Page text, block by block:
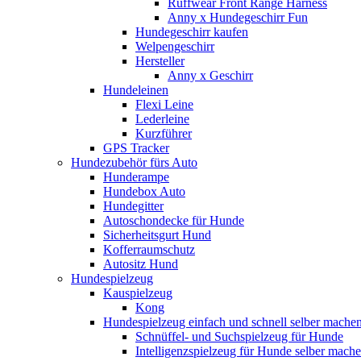
Ruffwear Front Range Harness
Anny x Hundegeschirr Fun
Hundegeschirr kaufen
Welpengeschirr
Hersteller
Anny x Geschirr
Hundeleinen
Flexi Leine
Lederleine
Kurzführer
GPS Tracker
Hundezubehör fürs Auto
Hunderampe
Hundebox Auto
Hundegitter
Autoschondecke für Hunde
Sicherheitsgurt Hund
Kofferraumschutz
Autositz Hund
Hundespielzeug
Kauspielzeug
Kong
Hundespielzeug einfach und schnell selber
Schnüffel- und Suchspielzeug für Hunde
Intelligenzspielzeug für Hunde selber